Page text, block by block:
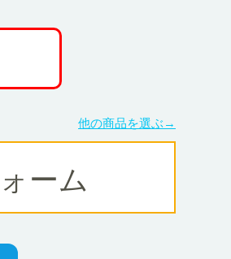
とも
他の商品を選ぶ→
ーム